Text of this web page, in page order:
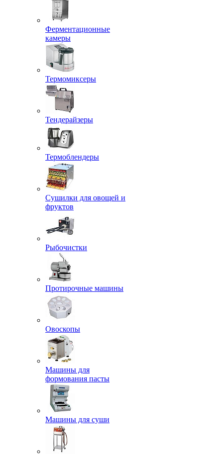
Ферментационные
камеры
Термомиксеры
Тендерайзеры
Термоблендеры
Сушилки для овощей и
фруктов
Рыбочистки
Протирочные машины
Овоскопы
Машины для
формования пасты
Машины для суши